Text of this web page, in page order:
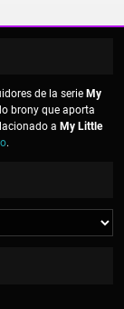
de la serie My
brony que aporta
a My Little
.